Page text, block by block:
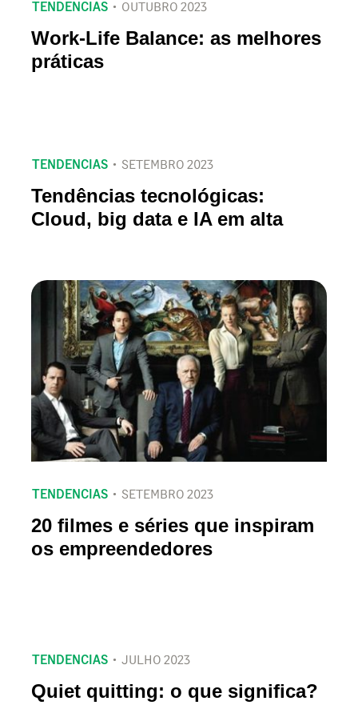
TENDENCIAS OUTUBRO 2023
Work-Life Balance: as melhores
práticas
TENDENCIAS SETEMBRO 2023
Tendências tecnológicas:
Cloud, big data e IA em alta
TENDENCIAS SETEMBRO 2023
20 filmes e séries que inspiram
os empreendedores
TENDENCIAS JULHO 2023
Quiet quitting: o que significa?